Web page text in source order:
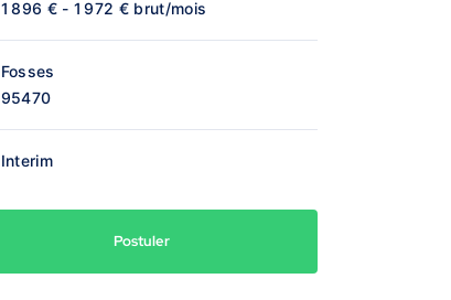
1 896 € - 1 972 € brut/mois
Fosses
95470
Interim
Postuler